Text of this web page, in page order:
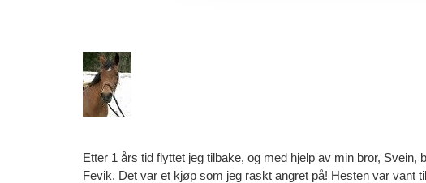
Etter 1 års tid flyttet jeg tilbake, og med hjelp av min bror,
Fevik. Det var et kjøp som jeg raskt angret på! Hesten var vant